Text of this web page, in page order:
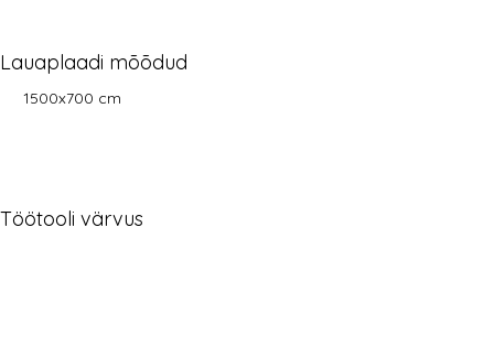
Lauaplaadi mõõdud
1500x700 cm
Töötooli värvus